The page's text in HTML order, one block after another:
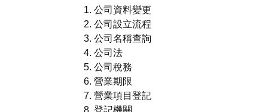
公司資料變更
公司設立流程
公司名稱查詢
公司法
公司稅務
營業期限
營業項目登記
登記機關